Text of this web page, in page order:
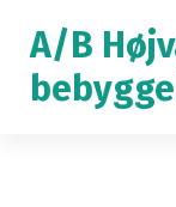
A/B